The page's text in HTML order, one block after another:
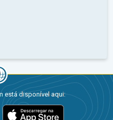
está disponível aqui: